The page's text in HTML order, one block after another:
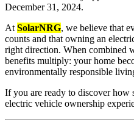
December 31, 2024.
At SolarNRG, we believe that
counts and that owning an
right direction. When combined
benefits multiply: your home
environmentally responsible
If you are ready to discover how
electric vehicle ownership